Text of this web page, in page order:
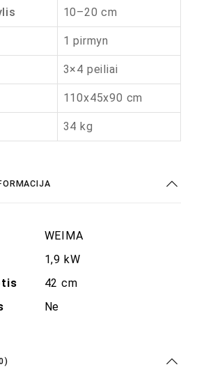
10–20 cm
1 pirmyn
3×4 peiliai
110x45x90 cm
34 kg
WEIMA
1,9 kW
42 cm
Ne